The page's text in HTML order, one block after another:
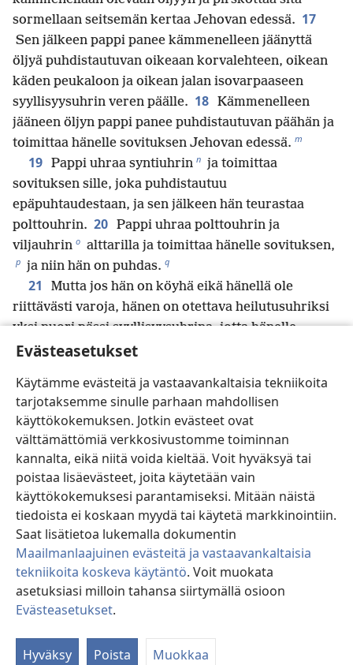
Evästeasetukset
Käytämme evästeitä ja vastaavankaltaisia tekniikoita
tarjotaksemme sinulle parhaan mahdollisen
käyttökokemuksen. Jotkin evästeet ovat
välttämättömiä verkkosivustomme toiminnan
kannalta, eikä niitä voida kieltää. Voit hyväksyä tai
poistaa lisäevästeet, joita käytetään vain
käyttökokemuksesi parantamiseksi. Mitään näistä
tiedoista ei koskaan myydä tai käytetä markkinointiin.
Saat lisätietoa lukemalla dokumentin
Maailmanlaajuinen evästeitä ja vastaavankaltaisia
tekniikoita koskeva käytäntö. Voit muokata
asetuksiasi milloin tahansa siirtymällä osioon
Evästeasetukset.
Hyväksy Poista Muokkaa
sormellaan seitsemän kertaa Jehovan edessä. 17
Sen jälkeen pappi panee kämmenelleen jäänyttä
öljyä puhdistautuvan oikeaan korvalehteen, oikean
käden peukaloon ja oikean jalan isovarpaaseen
syyllisyysuhrin veren päälle. 18 Kämmenelleen
jääneen öljyn pappi panee puhdistautuvan päähän ja
toimittaa hänelle sovituksen Jehovan edessä. m
19 Pappi uhraa syntiuhrin n ja toimittaa
sovituksen sille, joka puhdistautuu
epäpuhtaudestaan, ja sen jälkeen hän teurastaa
polttouhrin. 20 Pappi uhraa polttouhrin ja
viljauhrin o alttarilla ja toimittaa hänelle sovituksen,
p ja niin hän on puhdas. q
21
Mutta jos hän on köyhä eikä hänellä ole
riittävästi varoja, hänen on otettava heilutusuhriksi
yksi nuori pässi syyllisyysuhrina, jotta hänelle
toimitettaisiin sovitus, viljauhriksi yksi
sekoitettu öljyä, sekä log-mitallinen öljyä
22 ja
kaksi turturikyyhkyä tai kaksi kyyhkysenpoikaa sen
mukaan kuin hänellä on varaa. Toisesta tulee
syntiuhri ja toisesta polttouhri. r 23 Kahdeksantena
päivänä s hänen on tuotava ne puhdistumisensa
vahvistamiseksi papille kohtaamisteltan
sisäänkäynnin luo Jehovan eteen.
24 Pappi ottaa nuoren syyllisyysuhripässin
log-mitallisen öljyä ja heiluttaa niitä heilutusuhrina
Jehovan edessä. v 25 Sitten hän teurastaa nuoren
syyllisyysuhripässin, ottaa syyllisyysuhrin verta ja
panee sitä puhdistautuvan oikeaan korvalehteen,
oikean käden peukaloon ja oikean jalan
isovarpaaseen. w 26 Pappi kaataa öljyä vasemmalle